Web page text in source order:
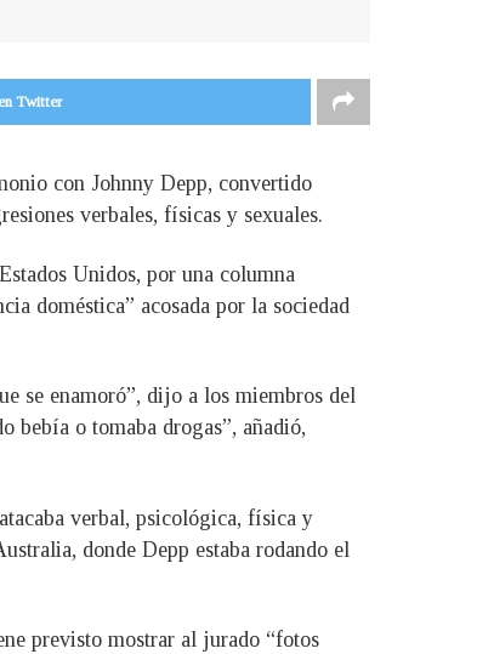
Twitter
con Johnny Depp, convertido
verbales, físicas y sexuales.
Unidos, por una columna
doméstica” acosada por la sociedad
se enamoró”, dijo a los miembros del
bebía o tomaba drogas”, añadió,
verbal, psicológica, física y
donde Depp estaba rodando el
previsto mostrar al jurado “fotos